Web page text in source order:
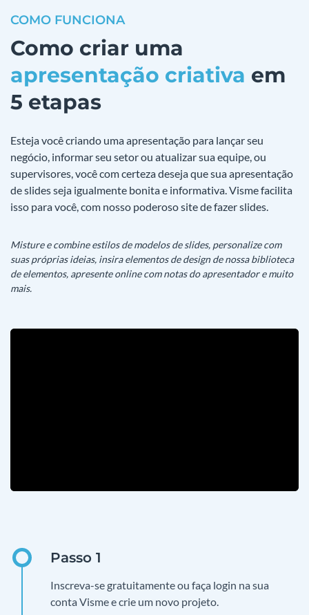
COMO FUNCIONA
Como criar uma
apresentação criativa em
5 etapas
Esteja você criando uma apresentação para lançar seu
negócio, informar seu setor ou atualizar sua equipe, ou
supervisores, você com certeza deseja que sua apresentação
de slides seja igualmente bonita e informativa. Visme facilita
isso para você, com nosso poderoso site de fazer slides.
Misture e combine estilos de modelos de slides, personalize com
suas próprias ideias, insira elementos de design de nossa biblioteca
de elementos, apresente online com notas do apresentador e muito
mais.
Inscreva-se gratuitamente ou faça login na sua
conta Visme e crie um novo projeto.